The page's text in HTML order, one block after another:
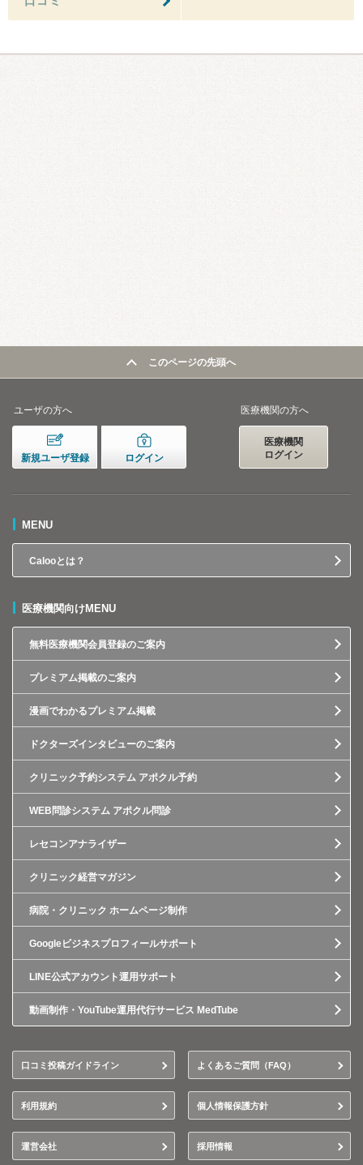
このページの先頭へ
ユーザの方へ
新規ユーザ登録 ログイン
医療機関の方へ
医療機関
ログイン
MENU
Calooとは？
医療機関向けMENU
無料医療機関会員登録のご案内
プレミアム掲載のご案内
漫画でわかるプレミアム掲載
ドクターズインタビューのご案内
クリニック予約システム アポクル予約
WEB問診システム アポクル問診
レセコンアナライザー
クリニック経営マガジン
病院・クリニック ホームページ制作
Googleビジネスプロフィールサポート
LINE公式アカウント運用サポート
動画制作・YouTube運用代行サービス MedTube
口コミ投稿ガイドライン よくあるご質問（FAQ）
利用規約 個人情報保護方針
運営会社 採用情報